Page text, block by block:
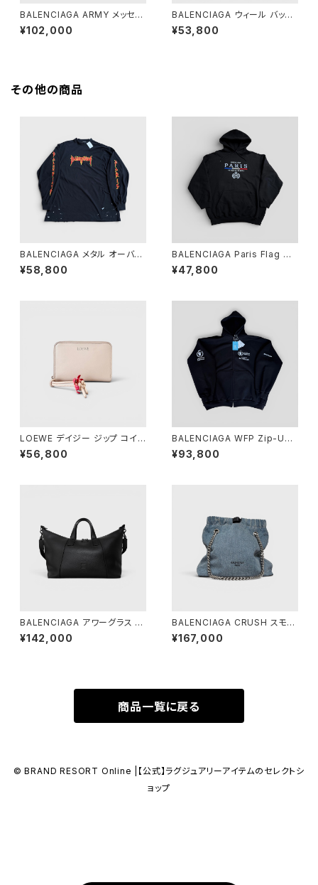
BALENCIAGA ARMY メッセン
ジャーバッグ スモール ブラック
¥102,000
BALENCIAGA ウィール バック
パック ブラック
¥53,800
その他の商品
BALENCIAGA メタル オーバー
サイズ ロングスリーブ Tシャツ
ブラック 4
¥58,800
BALENCIAGA Paris Flag Ho
odie Black M
¥47,800
LOEWE デイジー ジップ コイン
パース ピンク
¥56,800
BALENCIAGA WFP Zip-Up
Hoodie Black 3
¥93,800
BALENCIAGA アワーグラス ダ
ッフルバッグ ブラック
¥142,000
BALENCIAGA CRUSH スモー
ル トートバッグ デニム
¥167,000
商品一覧に戻る
© BRAND RESORT Online |【公式】ラグジュアリーアイテムのセレクトシ
ョップ